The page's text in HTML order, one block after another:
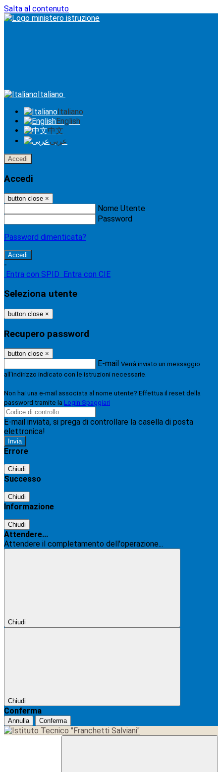
Salta al contenuto
Italiano
Italiano
English
中文
عربى
Accedi
Accedi
button close ×
Nome Utente
Password
Password dimenticata?
-
Entra con SPID
Entra con CIE
Seleziona utente
button close ×
Recupero password
button close ×
E-mail Verrà inviato un messaggio
all'indirizzo indicato con le istruzioni necessarie.
Non hai una e-mail associata al nome utente? Effettua il reset della
password tramite la Login Spaggiari
E-mail inviata, si prega di controllare la casella di posta
elettronica!
Errore
Chiudi
Successo
Chiudi
Informazione
Chiudi
Attendere...
Attendere il completamento dell'operazione...
Chiudi
Chiudi
Conferma
Annulla Conferma